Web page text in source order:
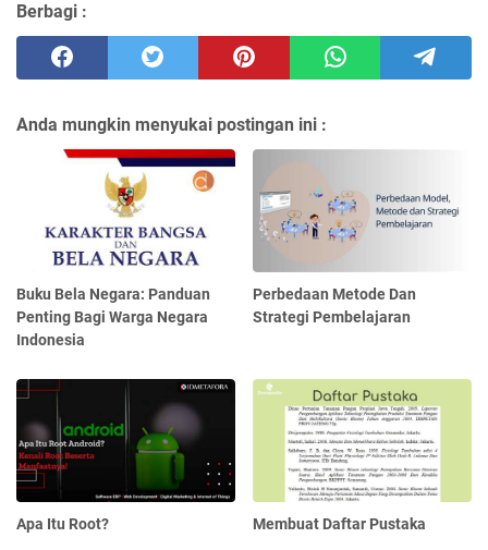
Berbagi :
Anda mungkin menyukai postingan ini :
Buku Bela Negara: Panduan
Penting Bagi Warga Negara
Indonesia
Perbedaan Metode Dan
Strategi Pembelajaran
Apa Itu Root? Membuat Daftar Pustaka